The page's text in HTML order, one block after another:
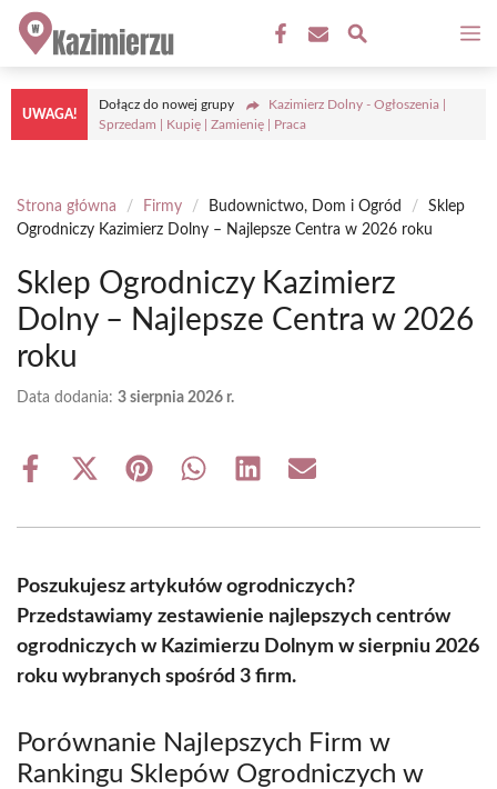
Przejdź
treści
UWAGA!
Dołącz do nowej grupy
Kazimierz Dolny - Ogłoszenia |
Sprzedam | Kupię | Zamienię | Praca
Strona główna / Firmy / Budownictwo, Dom i Ogród /
Sklep
Ogrodniczy Kazimierz Dolny – Najlepsze Centra w 2026 roku
Sklep Ogrodniczy Kazimierz
Dolny – Najlepsze Centra w 2026
roku
Data dodania: 3 sierpnia 2026 r.
Share
Share
(Twitter)
Share Share Share Share
Poszukujesz artykułów ogrodniczych?
Przedstawiamy zestawienie najlepszych centrów
ogrodniczych w Kazimierzu Dolnym w sierpniu 2026
roku wybranych spośród 3 firm.
Porównanie Najlepszych Firm w
Rankingu Sklepów Ogrodniczych w